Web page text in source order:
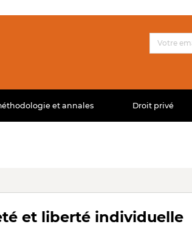
et annales Droit privé
et liberté individuelle